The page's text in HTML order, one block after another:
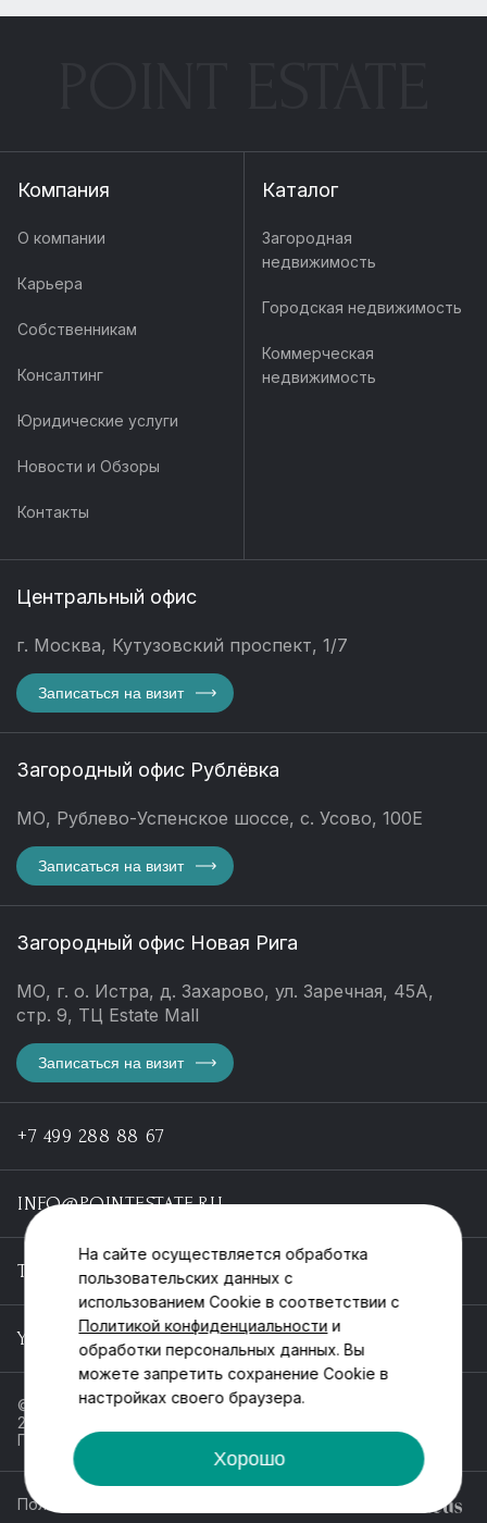
Компания
О компании
Карьера
Собственникам
Консалтинг
Юридические услуги
Новости и Обзоры
Контакты
Каталог
Загородная
недвижимость
Городская недвижимость
Коммерческая
недвижимость
Центральный офис
г. Москва, Кутузовский проспект, 1/7
Записаться на визит
Загородный офис Рублёвка
МО, Рублево-Успенское шоссе, с. Усово, 100Е
Записаться на визит
Загородный офис Новая Рига
МО, г. о. Истра, д. Захарово, ул. Заречная, 45А,
стр. 9, ТЦ Estate Mall
Записаться на визит
+7 499 288 88 67
INFO@POINTESTATE.RU
TELEGRAM
YOUTUBE
© ООО «Пойнт эстейт», ИНН 55546464612,
2013-2025
Политика обработки персональных данных
Политика конфиденциальности
На сайте осуществляется обработка
пользовательских данных с
использованием Cookie в соответствии с
Политикой конфиденциальности и
обработки персональных данных. Вы
можете запретить сохранение Cookie в
настройках своего браузера.
Хорошо